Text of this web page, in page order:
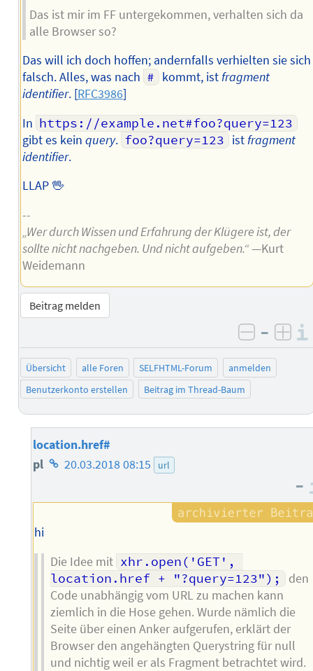
Das ist mir im FF untergekommen, verhalten sich da
alle Browser so?
Das will ich doch hoffen; andernfalls verhielten sie sich
falsch. Alles, was nach # kommt, istfragment
identifier. [RFC3986]
In https://example.net#foo?query=123
gibt es kein query. foo?query=123 istfragment
identifier.
LLAP 🖖
--
„Wer durch Wissen und Erfahrung der Klügere ist, der
sollte nicht nachgeben. Und nicht aufgeben.“—Kurt
Weidemann
Beitrag melden
negativ
–
Übersicht alle Foren SELFHTML-Forum
anmelden
Benutzerkonto erstellen
Beitrag im Thread-Baum
location.href#
pl Homepage
Autors
20.03.2018 08:15 url
–
hi
Die Idee mit xhr.open('GET',
location.href + "?query=123");
den
Code unabhängig vom URL zu machen kann
ziemlich in die Hose gehen. Wurde nämlich die
Seite über einen Anker aufgerufen, erklärt der
Browser den angehängten Querystring für null
und nichtig weil er als Fragment betrachtet wird.